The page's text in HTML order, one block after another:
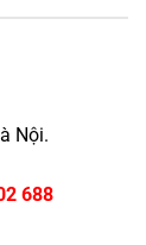
Nội.
688